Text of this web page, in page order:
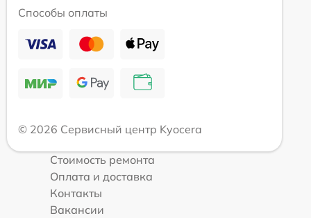
Способы оплаты
© 2026 Сервисный центр Kyocera
Стоимость ремонта
Оплата и доставка
Контакты
Вакансии